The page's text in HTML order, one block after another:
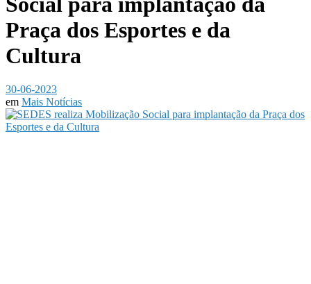
Praça dos Esportes e da
Cultura
30-06-2023
em Mais Notícias